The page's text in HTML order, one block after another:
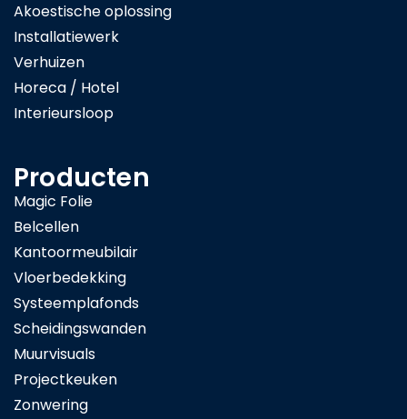
Akoestische oplossing
Installatiewerk
Verhuizen
Horeca / Hotel
Interieursloop
Producten
Magic Folie
Belcellen
Kantoormeubilair
Vloerbedekking
Systeemplafonds
Scheidingswanden
Muurvisuals
Projectkeuken
Zonwering